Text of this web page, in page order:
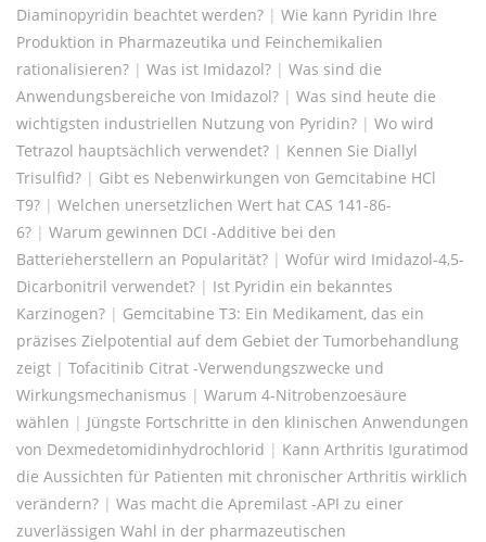
Diaminopyridin beachtet werden? | Wie kann Pyridin Ihre
Produktion in Pharmazeutika und Feinchemikalien
rationalisieren? | Was ist Imidazol? | Was sind die
Anwendungsbereiche von Imidazol? | Was sind heute die
wichtigsten industriellen Nutzung von Pyridin? | Wo wird
Tetrazol hauptsächlich verwendet? | Kennen Sie Diallyl
Trisulfid? | Gibt es Nebenwirkungen von Gemcitabine HCl
T9? | Welchen unersetzlichen Wert hat CAS 141-86-
6? | Warum gewinnen DCI -Additive bei den
Batterieherstellern an Popularität? | Wofür wird Imidazol-4,5-
Dicarbonitril verwendet? | Ist Pyridin ein bekanntes
Karzinogen? | Gemcitabine T3: Ein Medikament, das ein
präzises Zielpotential auf dem Gebiet der Tumorbehandlung
zeigt | Tofacitinib Citrat -Verwendungszwecke und
Wirkungsmechanismus | Warum 4-Nitrobenzoesäure
wählen | Jüngste Fortschritte in den klinischen Anwendungen
von Dexmedetomidinhydrochlorid | Kann Arthritis Iguratimod
die Aussichten für Patienten mit chronischer Arthritis wirklich
verändern? | Was macht die Apremilast -API zu einer
zuverlässigen Wahl in der pharmazeutischen